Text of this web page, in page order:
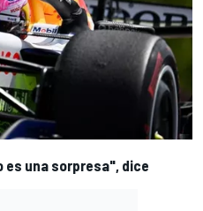
es una sorpresa", dice